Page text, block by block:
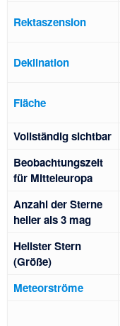
Rektaszension
Deklination
Fläche
Voll­stän­dig sicht­bar
Beob­achtungs­zeit
für Mittel­europa
Anzahl der Sterne
heller als 3 mag
Hellster Stern
(Größe)
Meteorströme